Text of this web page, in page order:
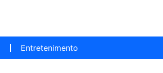
Entretenimento